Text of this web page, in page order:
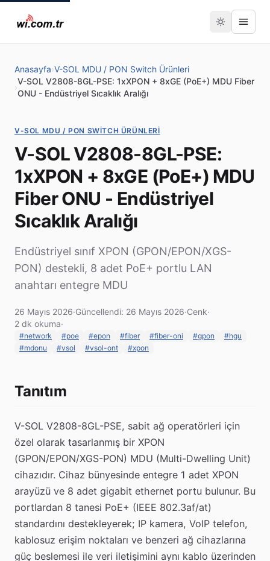
Anasayfa›V-SOL MDU / PON Switch Ürünleri
›
V-SOL V2808-8GL-PSE: 1xXPON + 8xGE (PoE+) MDU Fiber
ONU - Endüstriyel Sıcaklık Aralığı
V-SOL MDU / PON SWITCH ÜRÜNLERI
V-SOL V2808-8GL-PSE:
1xXPON + 8xGE (PoE+) MDU
Fiber ONU - Endüstriyel
Sıcaklık Aralığı
Endüstriyel sınıf XPON (GPON/EPON/XGS-
PON) destekli, 8 adet PoE+ portlu LAN
anahtarı entegre MDU
26 Mayıs 2026·Güncellendi: 26 Mayıs 2026·Cenk·
2 dk okuma·
#network #poe #epon #fiber #fiber-oni #gpon
#hgu
#mdonu
#vsol #vsol-ont #xpon
Tanıtım
V-SOL V2808-8GL-PSE, sabit ağ operatörleri için
özel olarak tasarlanmış bir XPON
(GPON/EPON/XGS-PON) MDU (Multi-Dwelling Unit)
cihazıdır. Cihaz bünyesinde entegre 1 adet XPON
arayüzü ve 8 adet gigabit ethernet portu bulunur. Bu
portlardan 8 tanesi PoE+ (IEEE 802.3af/at)
standardını destekleyerek; IP kamera, VoIP telefon,
kablosuz erişim noktaları ve benzeri ağ cihazlarına
güç beslemesi ile veri iletişimini aynı kablo üzerinden